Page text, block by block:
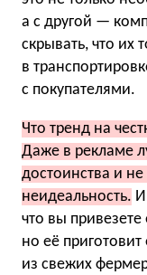
а с другой —
скрывать, что их
в
с покупателями.
Что тренд на
Даже в рекламе
достоинства и
неидеальность.
что вы привезете
но её
из свежих